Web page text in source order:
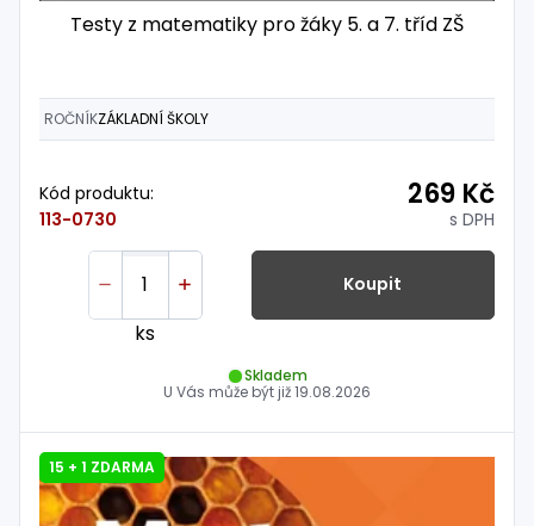
Testy z matematiky pro žáky 5. a 7. tříd ZŠ
ROČNÍKZÁKLADNÍ ŠKOLY
Kód produktu:
113-0730
269 Kč
s DPH
ks
Koupit
Skladem
U Vás může být již19.08.2026
15 + 1 ZDARMA